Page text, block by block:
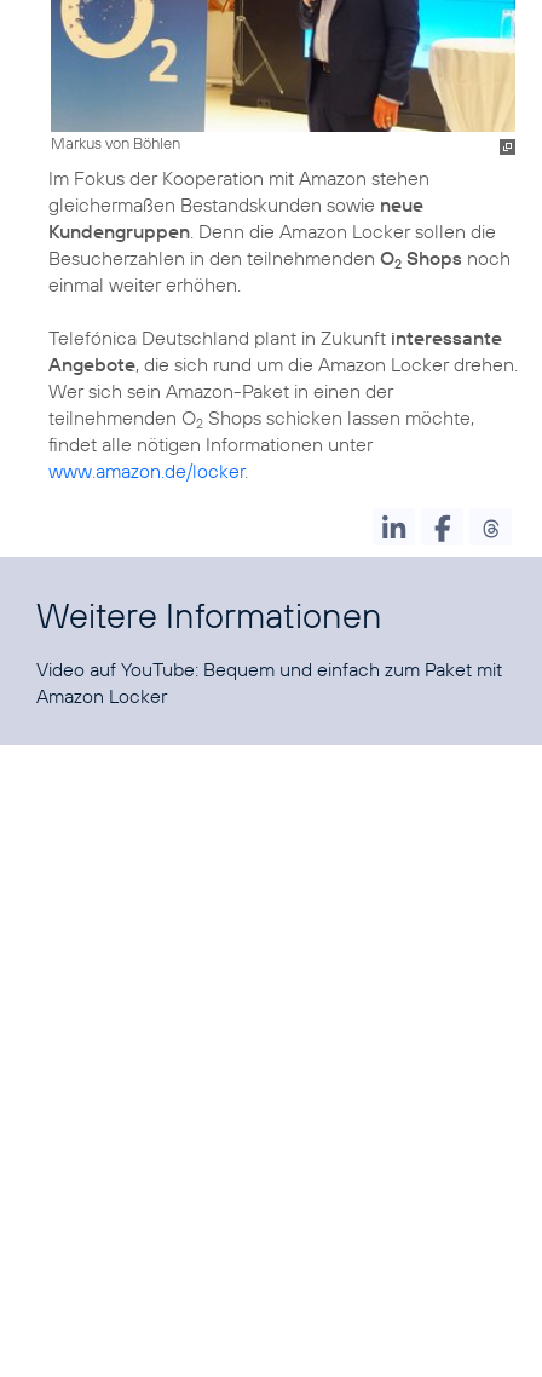
Markus von Böhlen
Im Fokus der Kooperation mit Amazon stehen
gleichermaßen Bestandskunden sowie neue
Kundengruppen . Denn die Amazon Locker sollen die
Besucherzahlen in den teilnehmenden O2 Shops noch
einmal weiter erhöhen.
Telefónica Deutschland plant in Zukunft interessante
Angebote, die sich rund um die Amazon Locker drehen.
Wer sich sein Amazon-Paket in einen der
teilnehmenden O2 Shops schicken lassen möchte,
findet alle nötigen Informationen unter
www.amazon.de/locker.
Weitere Informationen
Video auf YouTube: Bequem und einfach zum Paket mit
Amazon Locker